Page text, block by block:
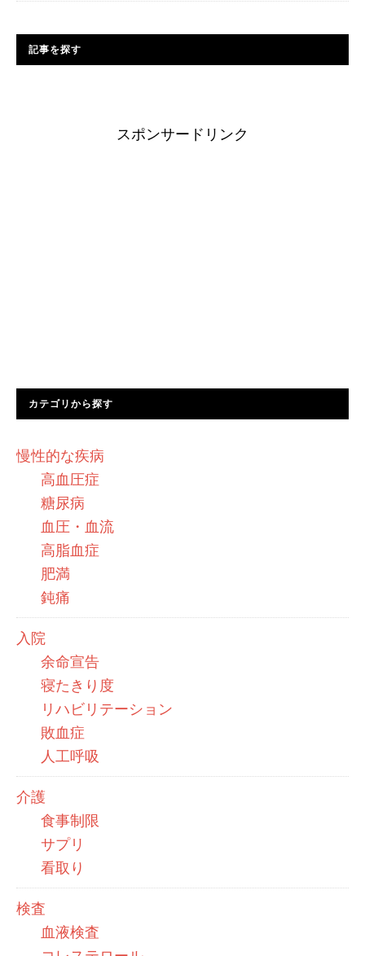
記事を探す
スポンサードリンク
カテゴリから探す
慢性的な疾病
高血圧症
糖尿病
血圧・血流
高脂血症
肥満
鈍痛
入院
余命宣告
寝たきり度
リハビリテーション
敗血症
人工呼吸
介護
食事制限
サプリ
看取り
検査
血液検査